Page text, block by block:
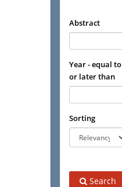
Abstract
Year - equal to
or later than
Sorting
Search